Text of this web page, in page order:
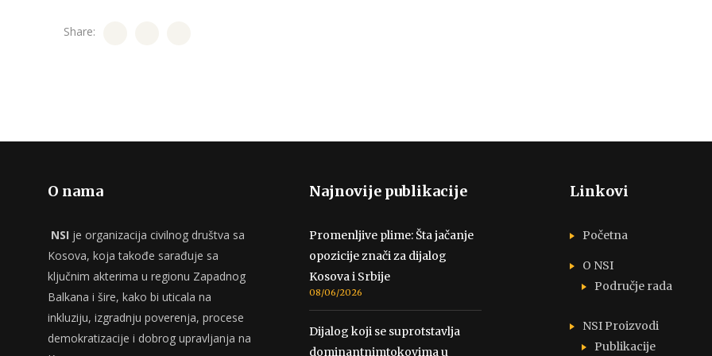
Share:
O nama
NSI je organizacija civilnog društva sa
Kosova, koja takođe sarađuje sa
ključnim akterima u regionu Zapadnog
Balkana i šire, kako bi uticala na
inkluziju, izgradnju poverenja, procese
demokratizacije i dobrog upravljanja na
Najnovije publikacije
Promenljive plime: Šta jačanje
opozicije znači za dijalog
Kosova i Srbije
08/06/2026
Dijalog koji se suprotstavlja
dominantnimtokovima u
Linkovi
Početna
O NSI
Područje rada
NSI Proizvodi
Publikacije